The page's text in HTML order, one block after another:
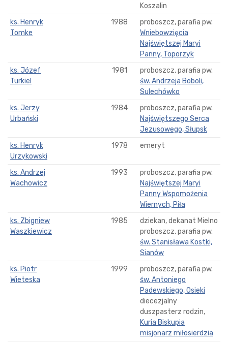
Koszalin
ks. Henryk
Tomke
1988
proboszcz, parafia pw.
Wniebowzięcia
Najświętszej Maryi
Panny, Toporzyk
ks. Józef
Turkiel
1981
proboszcz, parafia pw.
św. Andrzeja Boboli,
Sulechówko
ks. Jerzy
Urbański
1984
proboszcz, parafia pw.
Najświętszego Serca
Jezusowego, Słupsk
ks. Henryk
Urzykowski
1978 emeryt
ks. Andrzej
Wachowicz
1993
proboszcz, parafia pw.
Najświętszej Maryi
Panny Wspomożenia
Wiernych, Piła
ks. Zbigniew
Waszkiewicz
1985
dziekan, dekanat Mielno
proboszcz, parafia pw.
św. Stanisława Kostki,
Sianów
ks. Piotr
Wieteska
1999
proboszcz, parafia pw.
św. Antoniego
Padewskiego, Osieki
diecezjalny
duszpasterz rodzin,
Kuria Biskupia
misjonarz miłosierdzia